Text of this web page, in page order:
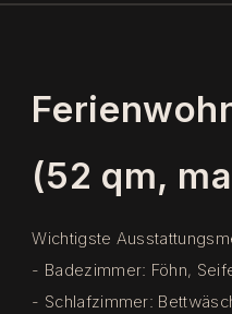
(52 qm,
Wichtigste
- Badezimmer: Föhn,
- Schlafzimmer: